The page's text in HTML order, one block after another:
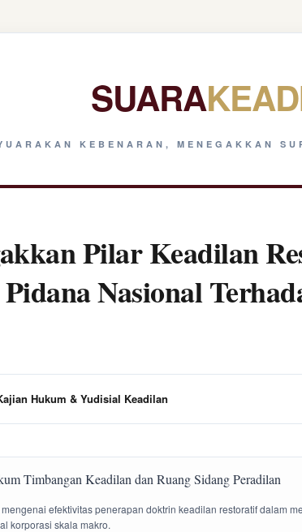
SUARA
KEBENARAN, MENEGAKKAN
Pilar Keadilan
Nasional
Hukum & Yudisial Keadilan
efektivitas penerapan doktrin keadilan restoratif dalam
korporasi skala makro.